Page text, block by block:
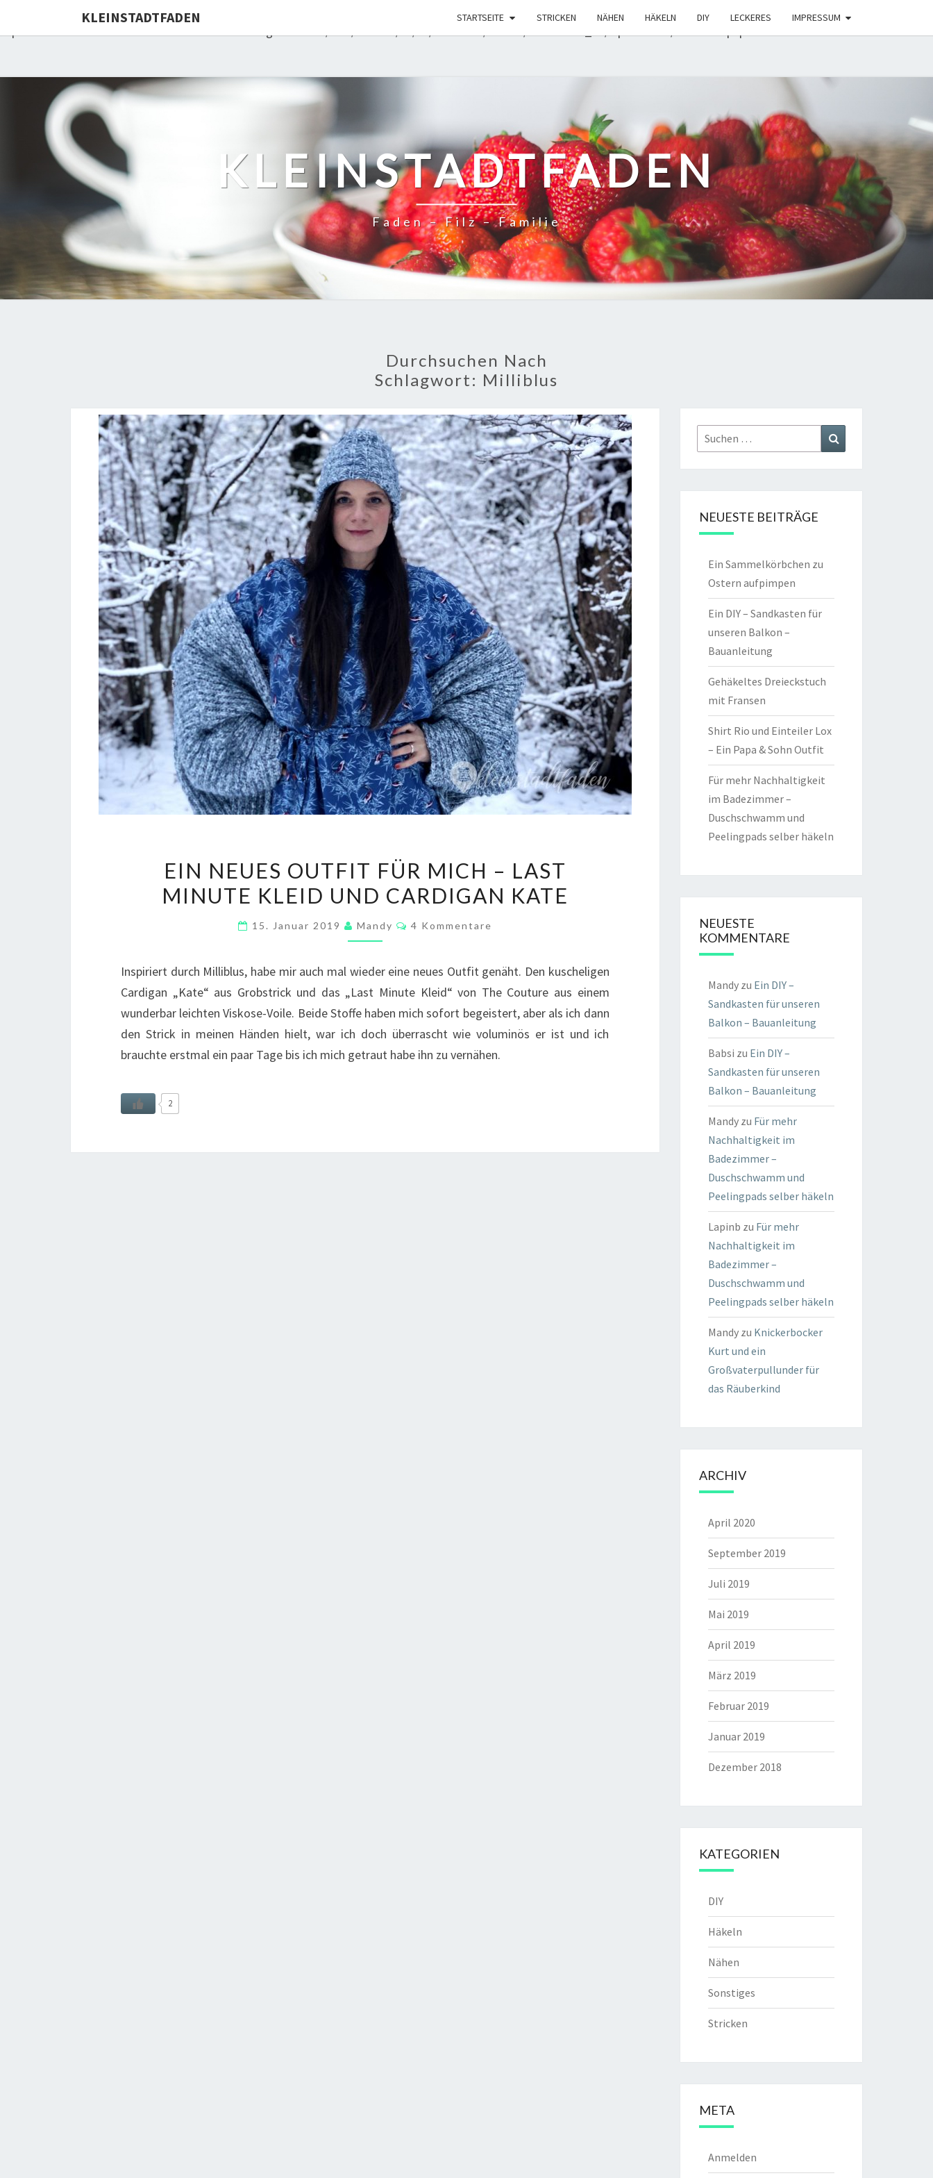
Deprecated: Die Funktion WP_Dependencies->add_data() wurde mit einem Argument aufgerufen, das seit Version 6.9.0 veraltet ist
KLEINSTADTFADEN STARTSEITE STRICKEN NÄHEN HÄKELN DIY LECKERES IMPRESSUM
KLEINSTADTFADEN
Faden – Filz – Familie
Durchsuchen Nach
Schlagwort: Milliblus
NEUES
OUTFIT
MICH
LAST
MINUTE
KLEID
UND
CARDIGAN
EIN NEUES OUTFIT FÜR MICH – LAST
MINUTE KLEID UND CARDIGAN KATE
15. Januar 2019 Mandy Kommentare
4 Kommentare
Inspiriert durch Milliblus, habe mir auch mal wieder eine neues Outfit genäht. Den kuscheligen
Cardigan „Kate“ aus Grobstrick und das „Last Minute Kleid“ von The Couture aus einem
wunderbar leichten Viskose-Voile. Beide Stoffe haben mich sofort begeistert, aber als ich dann
den Strick in meinen Händen hielt, war ich doch überrascht wie voluminös er ist und ich
brauchte erstmal ein paar Tage bis ich mich getraut habe ihn zu vernähen.
2
Suchen
nach:
NEUESTE BEITRÄGE
Ein Sammelkörbchen zu
Ostern aufpimpen
Ein DIY – Sandkasten für
unseren Balkon –
Bauanleitung
Gehäkeltes Dreieckstuch
mit Fransen
Shirt Rio und Einteiler Lox
– Ein Papa & Sohn Outfit
Für mehr Nachhaltigkeit
im Badezimmer –
Duschschwamm und
Peelingpads selber häkeln
NEUESTE
KOMMENTARE
Mandyzu Ein DIY –
Sandkasten für unseren
Balkon – Bauanleitung
Babsi zu Ein DIY –
Sandkasten für unseren
Balkon – Bauanleitung
Mandyzu Für mehr
Nachhaltigkeit im
Badezimmer –
Duschschwamm und
Peelingpads selber häkeln
Lapinb zu Für mehr
Nachhaltigkeit im
Badezimmer –
Duschschwamm und
Peelingpads selber häkeln
Mandyzu Knickerbocker
Kurt und ein
Großvaterpullunder für
das Räuberkind
ARCHIV
April 2020
September 2019
Juli 2019
Mai 2019
April 2019
März 2019
Februar 2019
Januar 2019
Dezember 2018
KATEGORIEN
DIY
Häkeln
Nähen
Sonstiges
Stricken
META
Anmelden